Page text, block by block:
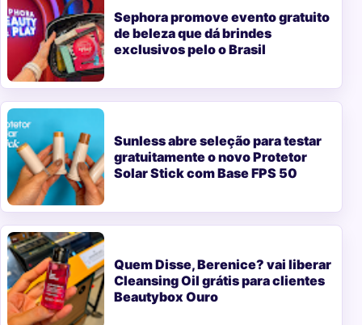
Sephora promove evento gratuito
de beleza que dá brindes
exclusivos pelo o Brasil
Sunless abre seleção para testar
gratuitamente o novo Protetor
Solar Stick com Base FPS 50
Quem Disse, Berenice? vai liberar
Cleansing Oil grátis para clientes
Beautybox Ouro